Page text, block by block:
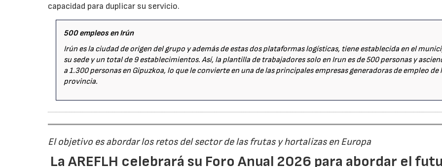
capacidad para duplicar su servicio.
500 empleos en Irún
Irún es la ciudad de origen del grupo y además de estas dos plataformas logísticas, tiene establecida en el
su sede y un total de 9 establecimientos. Así, la plantilla de trabajadores solo en Irun es de 500 personas y
a 1.300 personas en Gipuzkoa, lo que le convierte en una de las principales empresas generadoras de empleo de
provincia.
El objetivo es abordar los retos del sector de las frutas y hortalizas en Europa
La AREFLH celebrará su Foro Anual 2026 para abordar el